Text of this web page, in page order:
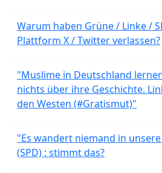
Warum haben Grüne / Linke /
Plattform X / Twitter verlassen?
"Muslime in Deutschland
nichts über ihre Geschichte.
den Westen (#Gratismut)"
"Es wandert niemand in
(SPD) : stimmt das?